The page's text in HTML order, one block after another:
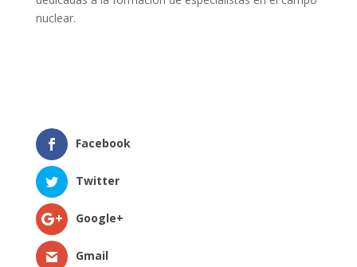
nuclear.
Facebook
Twitter
Google+
Gmail